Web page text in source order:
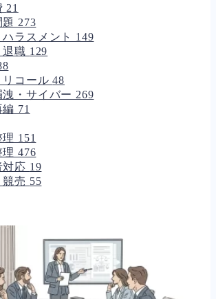
21
273
ラスメント 149
退職 129
リコール48
洩・サイバー 269
編 71
151
476
対応 19
売 55